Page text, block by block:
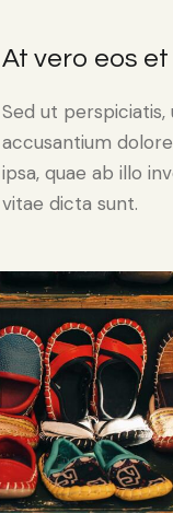
At vero eos
Sed ut
accusantium
ipsa, quae ab illo
vitae dicta sunt.